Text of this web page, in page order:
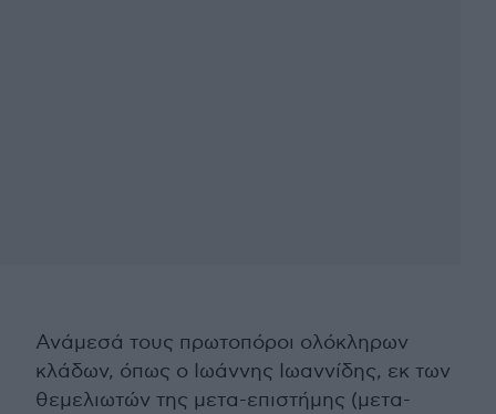
Ανάμεσά τους πρωτοπόροι ολόκληρων
κλάδων, όπως ο Ιωάννης Ιωαννίδης, εκ των
θεμελιωτών της μετα-επιστήμης (μετα-